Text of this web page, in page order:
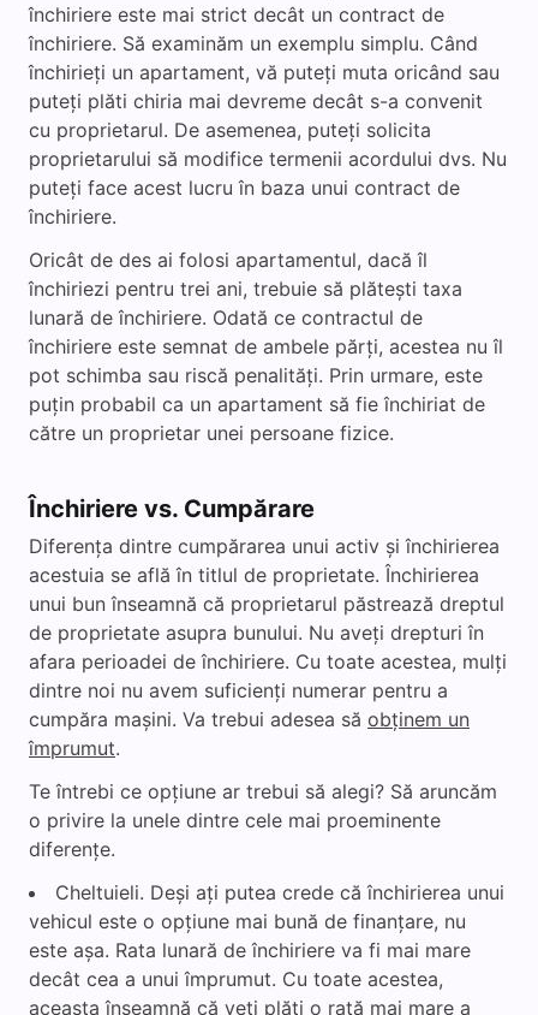
închiriere este mai strict decât un contract de
închiriere. Să examinăm un exemplu simplu. Când
închirieți un apartament, vă puteți muta oricând sau
puteți plăti chiria mai devreme decât s-a convenit
cu proprietarul. De asemenea, puteți solicita
proprietarului să modifice termenii acordului dvs. Nu
puteți face acest lucru în baza unui contract de
închiriere.
Oricât de des ai folosi apartamentul, dacă îl
închiriezi pentru trei ani, trebuie să plătești taxa
lunară de închiriere. Odată ce contractul de
închiriere este semnat de ambele părți, acestea nu îl
pot schimba sau riscă penalități. Prin urmare, este
puțin probabil ca un apartament să fie închiriat de
către un proprietar unei persoane fizice.
Închiriere vs. Cumpărare
Diferența dintre cumpărarea unui activ și închirierea
acestuia se află în titlul de proprietate. Închirierea
unui bun înseamnă că proprietarul păstrează dreptul
de proprietate asupra bunului. Nu aveți drepturi în
afara perioadei de închiriere. Cu toate acestea, mulți
dintre noi nu avem suficienți numerar pentru a
cumpăra mașini. Va trebui adesea să obținem un
împrumut.
Te întrebi ce opțiune ar trebui să alegi? Să aruncăm
o privire la unele dintre cele mai proeminente
diferențe.
Cheltuieli. Deși ați putea crede că închirierea unui
vehicul este o opțiune mai bună de finanțare, nu
este așa. Rata lunară de închiriere va fi mai mare
decât cea a unui împrumut. Cu toate acestea,
aceasta înseamnă că veți plăti o rată mai mare a